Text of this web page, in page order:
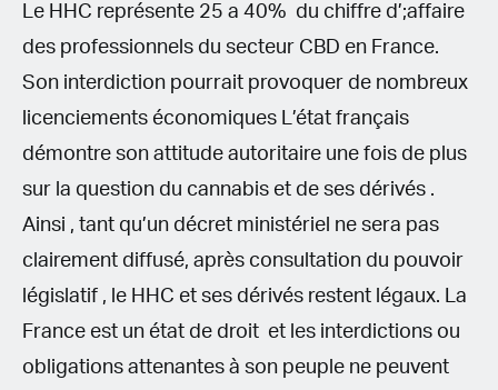
Le HHC représente 25 a 40% du chiffre d’;affaire
des professionnels du secteur CBD en France.
Son interdiction pourrait provoquer de nombreux
licenciements économiques L’état français
démontre son attitude autoritaire une fois de plus
sur la question du cannabis et de ses dérivés .
Ainsi , tant qu’un décret ministériel ne sera pas
clairement diffusé, après consultation du pouvoir
législatif , le HHC et ses dérivés restent légaux. La
France est un état de droit et les interdictions ou
obligations attenantes à son peuple ne peuvent